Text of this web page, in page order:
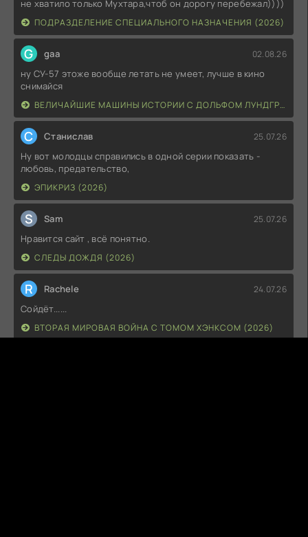
не хватило только Мухтара,чтоб он дорогу перебежал))))
ПОДРАЗДЕЛЕНИЕ СПЕЦИАЛЬНОГО НАЗНАЧЕНИЯ (2026)
G gaa 02.08.26
ну СУ-57 этоже вообще летать не умеет, лучше в кино
снимайся
ВЕЛИЧАЙШИЕ МАШИНЫ ИСТОРИИ С ДОЛЬФОМ ЛУНДГРЕНОМ (2026)
С Станислав 25.07.26
Ну вот молодцы справились в одной серии показать -
любовь, предательство,
ЭПИКРИЗ (2026)
S Sam 25.07.26
Нравится сайт , всё понятно.
СЛЕДЫ ДОЖДЯ (2026)
R Rachele 24.07.26
Сойдёт......
ВТОРАЯ МИРОВАЯ ВОЙНА С ТОМОМ ХЭНКСОМ (2026)